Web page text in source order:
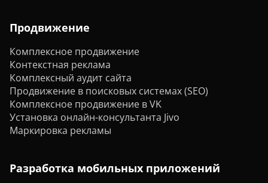
Продвижение
Комплексное продвижение
Контекстная реклама
Комплексный аудит сайта
Продвижение в поисковых системах (SEO)
Комплексное продвижение в VK
Установка онлайн-консультанта Jivo
Маркировка рекламы
Разработка мобильных приложений